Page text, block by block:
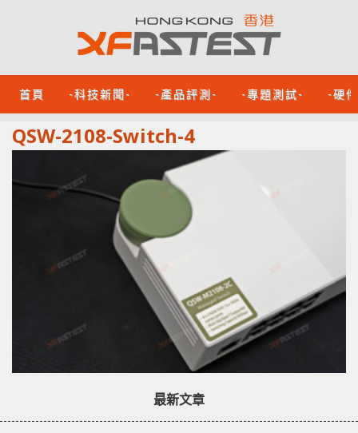
首頁 -科技新聞- -產品評測- -專題測試- -硬
QSW-2108-Switch-4
最新文章